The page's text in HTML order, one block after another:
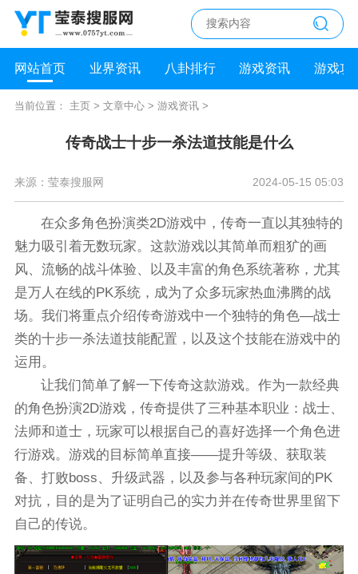
网站首页 业界资讯 八卦排行 游戏资讯 游戏攻
当前位置： 主页> 文章中心> 游戏资讯>
传奇战士十步一杀法道技能是什么
来源：莹泰搜服网 2024-05-15 05:03
在众多角色扮演类2D游戏中，传奇一直以其独特的
魅力吸引着无数玩家。这款游戏以其简单而粗犷的画
风、流畅的战斗体验、以及丰富的角色系统著称，尤其
是万人在线的PK系统，成为了众多玩家热血沸腾的战
场。我们将重点介绍传奇游戏中一个独特的角色—战士
类的十步一杀法道技能配置，以及这个技能在游戏中的
运用。
让我们简单了解一下传奇这款游戏。作为一款经典
的角色扮演2D游戏，传奇提供了三种基本职业：战士、
法师和道士，玩家可以根据自己的喜好选择一个角色进
行游戏。游戏的目标简单直接——提升等级、获取装
备、打败boss、升级武器，以及参与各种玩家间的PK
对抗，目的是为了证明自己的实力并在传奇世界里留下
自己的传说。